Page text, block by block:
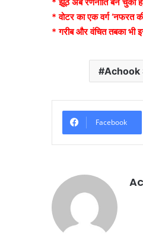
* वोटर का एक वर्ग ‘नफरत
* गरीब और वंचित तबका भी
Achook
Facebook